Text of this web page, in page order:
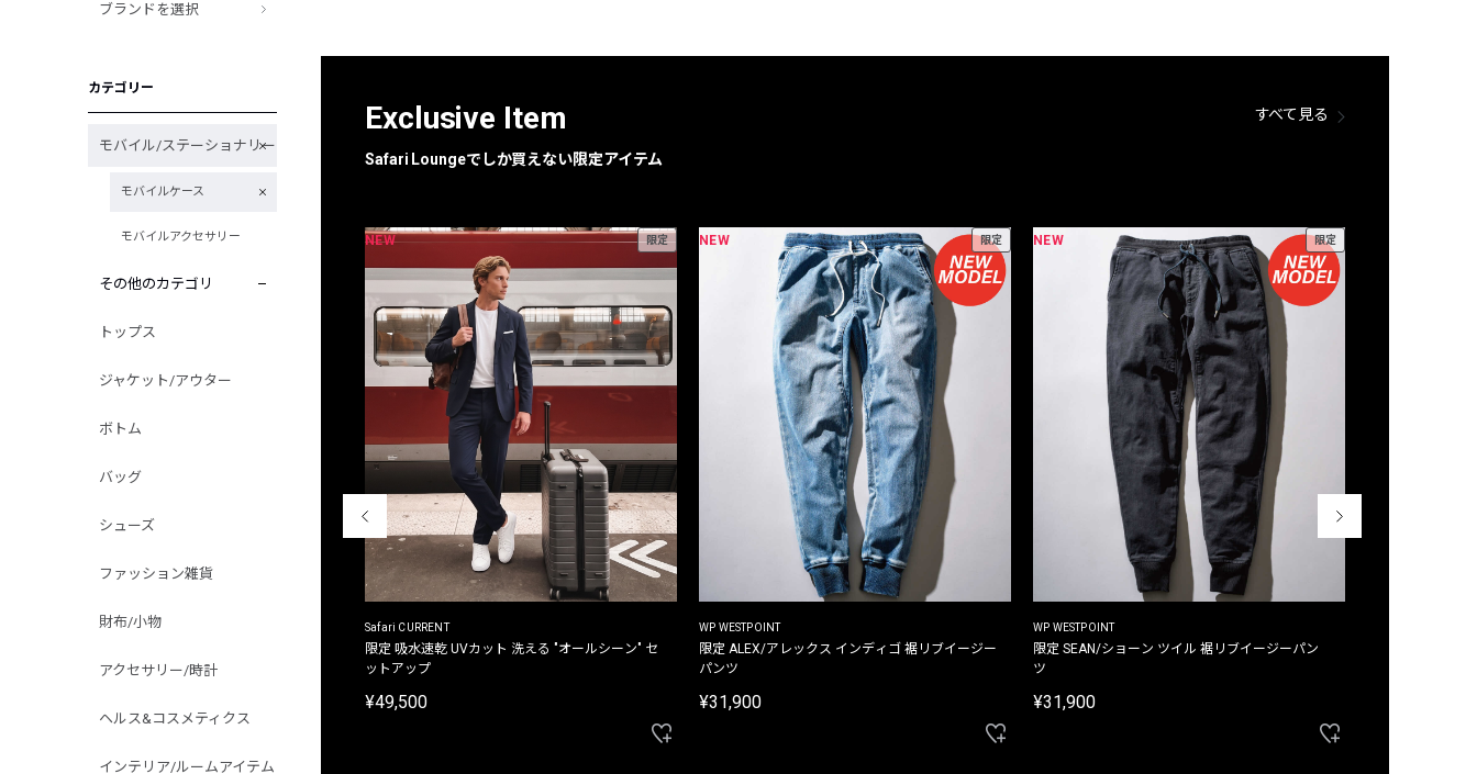
フォーカスブランド
ブランドを選択
カテゴリー
モバイル/ステーショナリー
モバイルケース
モバイルアクセサリー
その他のカテゴリ
トップス
ジャケット/アウター
ボトム
バッグ
シューズ
ファッション雑貨
財布/小物
アクセサリー/時計
ヘルス&コスメティクス
インテリア/ルームアイテム
Exclusive Item
Safari Loungeでしか買えない限定アイテム
すべて見る
NEW 限定
Safari CURRENT
限定 吸水速乾 UVカット 洗える "オールシーン" セ
ットアップ
¥49,500
NEW 限定
WP WESTPOINT
限定 ALEX/アレックス インディゴ 裾リブイージー
パンツ
¥31,900
NEW 限定
WP WESTPOINT
限定 SEAN/ショーン ツイル 裾リブイージーパン
ツ
¥31,900